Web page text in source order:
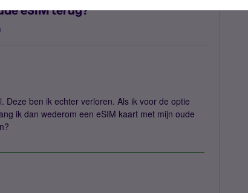
eSIM terug?
Deze ben ik echter verloren. Als ik voor de optie
ik dan wederom een eSIM kaart met mijn oude